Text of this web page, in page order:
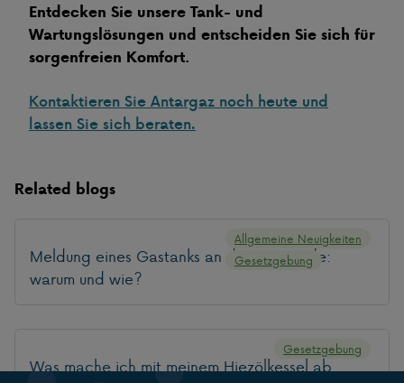
Entdecken Sie unsere Tank- und
Wartungslösungen und entscheiden Sie sich für
sorgenfreien Komfort.
Kontaktieren Sie Antargaz noch heute und
lassen Sie sich beraten.
Related blogs
Meldung eines Gastanks an die Gemeinde:
warum und wie?
Allgemeine Neuigkeiten
Gesetzgebung
Was mache ich mit meinem Hiezölkessel ab
Gesetzgebung